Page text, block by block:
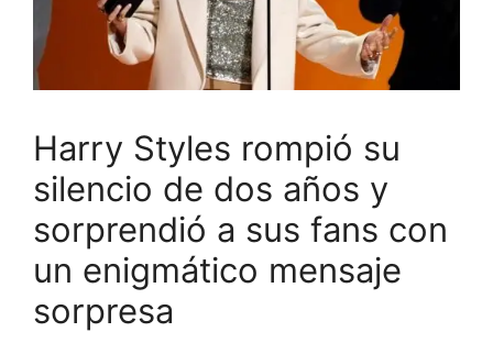
Harry Styles rompió su
silencio de dos años y
sorprendió a sus fans con
un enigmático mensaje
sorpresa